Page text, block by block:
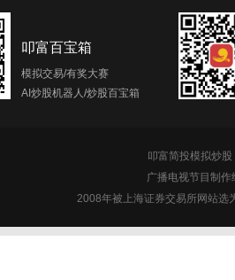
叩富百宝箱
模拟交易/有奖大赛
AI炒股机器人/炒股百宝箱
叩富简投模拟炒
广播电视节目制
2008年被上海证券交易所网站选